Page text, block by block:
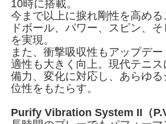
10時に搭載。
今まで以上に捩れ剛性を高め
ドボール、パワー、スピン、
を実現。
また、衝撃吸収性もアップデ
適性も大きく向上。現代テニ
備力、変化に対応し、あらゆ
位性をもたらす。
Purify Vibration System II（